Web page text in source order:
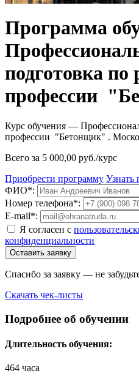
Программа
подготовка по
профессии
Курс обучения —
профессии "Бетонщик" .
Всего за 5 000,00 руб./курс
Приобрести программу Узнать
ФИО*:
Номер телефона*:
E-mail*:
Я согласен с
конфиденциальности
Оставить заявку
Спасибо за заявку — не
Скачать чек-листы
Подробнее об обучении
Длительность обучения:
464 часа